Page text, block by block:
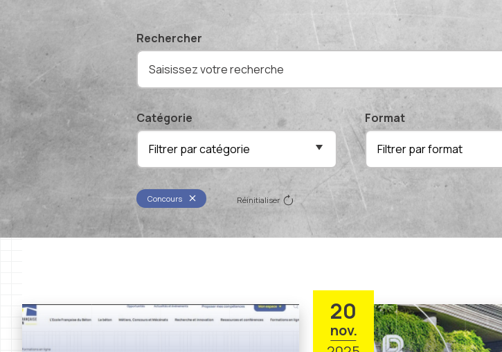
Rechercher
Catégorie
Filtrer par catégorie
Format
Filtrer par format
Concours Réinitialiser
20
nov.